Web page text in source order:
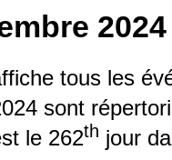
2024
tous les
sont
le 262th jour